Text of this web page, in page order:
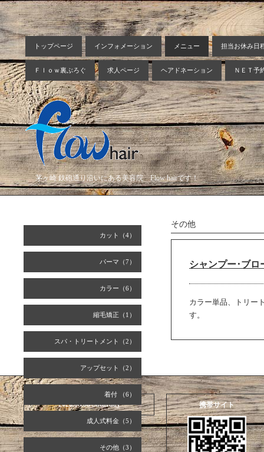
トップページ インフォメーション メニュー 担当お休み日
Ｆｌｏｗ裏ぶろぐ 求人ページ ヘアドネーション ＮＥＴ予
茅ヶ崎 鉄砲通り沿いにある美容院 Flow hairです！
カット（4）
パーマ（7）
カラー（6）
縮毛矯正（1）
スパ・トリートメント（2）
アップセット（2）
着付 （6）
成人式料金（5）
その他（3）
その他
シャンプー･ブロ
カラー単品、トリー
す。
2026.08.08 Saturday 携帯サイト